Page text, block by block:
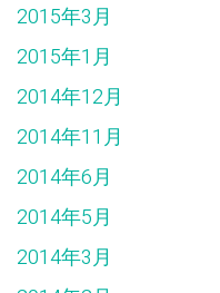
2015年3月
2015年1月
2014年12月
2014年11月
2014年6月
2014年5月
2014年3月